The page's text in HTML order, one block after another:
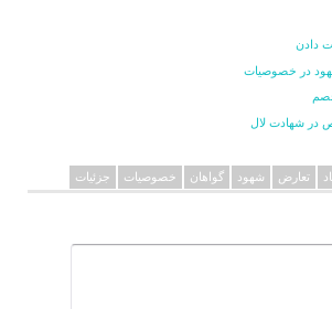
دادن
در خصوصیات
در شهادت لال
تعارض شهود گواهان خصوصیات جزئیات